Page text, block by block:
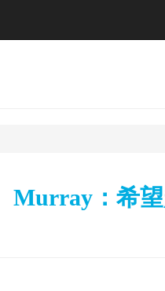
：希望